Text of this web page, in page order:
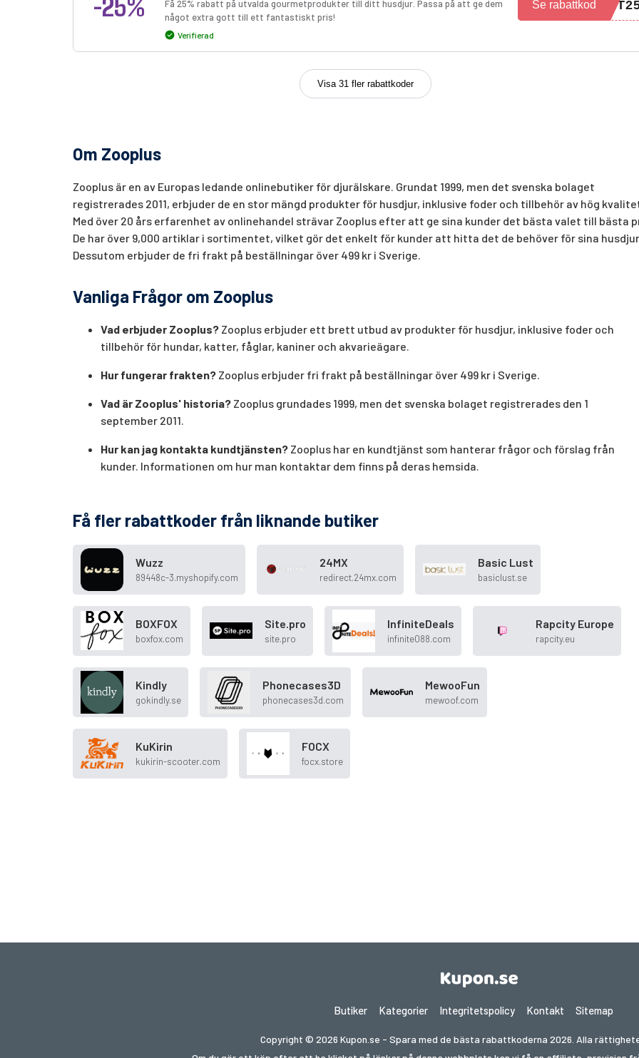
Få 25% rabatt på utvalda gourmetprodukter till ditt husdjur. Passa på att ge dem
något extra gott till ett fantastiskt pris!
Verifierad
Se rabattkod
Visa 31 fler rabattkoder
Om Zooplus
Zooplus är en av Europas ledande onlinebutiker för djurälskare. Grundat 1999, men det svenska bolaget
registrerades 2011, erbjuder de en stor mängd produkter för husdjur, inklusive foder och tillbehör av hög
Med över 20 års erfarenhet av onlinehandel strävar Zooplus efter att ge sina kunder det bästa valet till bästa
De har över 9,000 artiklar i sortimentet, vilket gör det enkelt för kunder att hitta det de behöver för sina husdjur.
Dessutom erbjuder de fri frakt på beställningar över 499 kr i Sverige.
Vanliga Frågor om Zooplus
Vad erbjuder Zooplus?Zooplus erbjuder ett brett utbud av produkter för husdjur, inklusive foder och
tillbehör för hundar, katter, fåglar, kaniner och akvarieägare.
Hur fungerar frakten?Zooplus erbjuder fri frakt på beställningar över 499 kr i Sverige.
Vad är Zooplus' historia?Zooplus grundades 1999, men det svenska bolaget registrerades den 1
september 2011.
Hur kan jag kontakta kundtjänsten?Zooplus har en kundtjänst som hanterar frågor och förslag från
kunder. Informationen om hur man kontaktar dem finns på deras hemsida.
Få fler rabattkoder från liknande butiker
Wuzz
89448c-3.myshopify.com
24MX
redirect.24mx.com
Basic Lust
basiclust.se
BOXFOX
boxfox.com
Site.pro
site.pro
InfiniteDeals
infinite088.com
Rapcity Europe
rapcity.eu
Kindly
gokindly.se
Phonecases3D
phonecases3d.com
MewooFun
mewoof.com
KuKirin
kukirin-scooter.com
FOCX
focx.store
Butiker Kategorier Integritetspolicy Kontakt Sitemap
Copyright © 2026 Kupon.se - Spara med de bästa rabattkoderna 2026. Alla